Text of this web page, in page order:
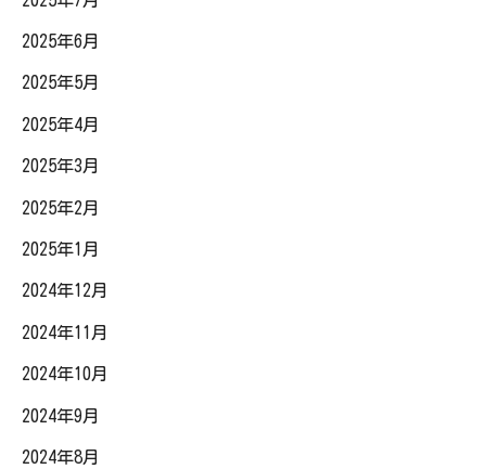
2025年6月
2025年5月
2025年4月
2025年3月
2025年2月
2025年1月
2024年12月
2024年11月
2024年10月
2024年9月
2024年8月